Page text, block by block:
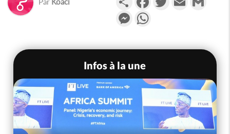
Messenger
Infos à la une